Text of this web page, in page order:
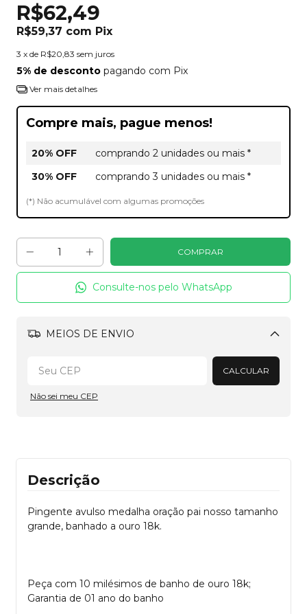
R$62,49
R$59,37 com Pix
3 x de R$20,83 sem juros
5% de desconto pagando com Pix
Ver mais detalhes
Compre mais, pague menos!
20% OFF
comprando 2 unidades ou mais *
30% OFF
comprando 3 unidades ou mais *
(*) Não acumulável com algumas promoções
Consulte-nos pelo WhatsApp
MEIOS DE ENVIO
Alterar CEP
CALCULAR
Não sei meu CEP
Descrição
Pingente avulso medalha oração pai nosso tamanho
grande, banhado a ouro 18k.
Peça com 10 milésimos de banho de ouro 18k;
Garantia de 01 ano do banho